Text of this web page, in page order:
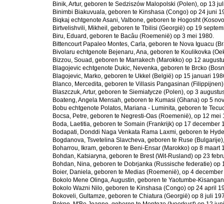
Binik, Artur, geboren te Sedziszów Malopolski (Polen), op 13
Binimbi Biakuvuala, geboren te Kinshasa (Congo) op 24 juni
Biqkaj echtgenote Asani, Valbone, geboren te Hogosht
Birtvelishvili, Mikheil, geboren te Tbilisi (Georgië) op 19
Biru, Eduard, geboren te Bacâu (Roemenië) op 3 mei 1980.
Bittencourt Papaleo Montes, Carla, geboren te Nova Iguacu
Bivolaru echtgenote Bejenaru, Ana, geboren te Koulikovka
Bizzou, Souad, geboren te Marrakech (Marokko) op 12
Blagojevic echtgenote Dukic, Nevenka, geboren te Brcko
Blagojevic, Marko, geboren te Ukkel (België) op 15 januari
Blanco, Mercedita, geboren te Villasis Pangasinan
Blaszczuk, Artur, geboren te Siemiatycze (Polen), op 3
Boateng, Angela Mensah, geboren te Kumasi (Ghana) op 5
Bobu echtgenote Polatos, Mariana - Luminita, geboren te
Bocsa, Petre, geboren te Negresti-Oas (Roemenië), op 12 mei
Boda, Laetitia, geboren te Somain (Frankrijk) op 17 december
Bodapati, Donddi Naga Venkata Rama Laxmi, geboren te
Bogdanova, Tsvetelina Slavcheva, geboren te Ruse
Boharrou, Ikram, geboren te Beni-Ensar (Marokko) op 8 maart
Bohdan, Katsiaryna, geboren te Brest (Wit-Rusland) op 23
Bohdan, Nina, geboren te Dobrjanka (Russische federatie) op
Boier, Daniela, geboren te Medias (Roemenië), op 4
Bokolo Mene Olinga, Augustin, geboren te Yaotumbe-
Bokolo Wazni Nilo, geboren te Kinshasa (Congo) op 24 april
Bokoveli, Gultamze, geboren te Chiatura (Georgië) op 8 juli